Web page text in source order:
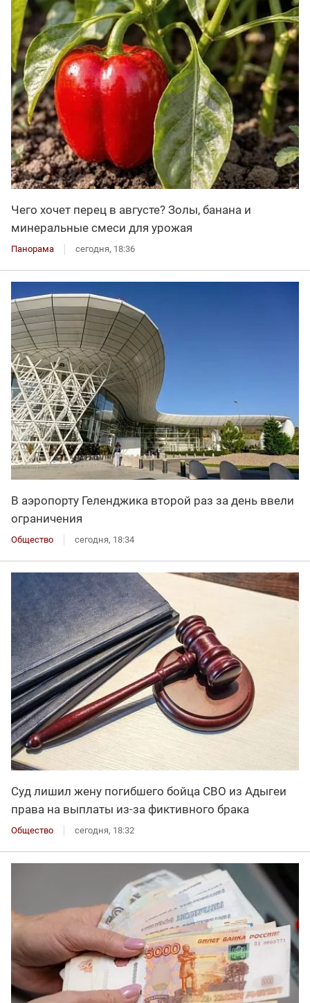
Чего хочет перец в августе? Золы, банана и
минеральные смеси для урожая
Панорама сегодня, 18:36
В аэропорту Геленджика второй раз за день ввели
ограничения
Общество сегодня, 18:34
Суд лишил жену погибшего бойца СВО из Адыгеи
права на выплаты из-за фиктивного брака
Общество сегодня, 18:32